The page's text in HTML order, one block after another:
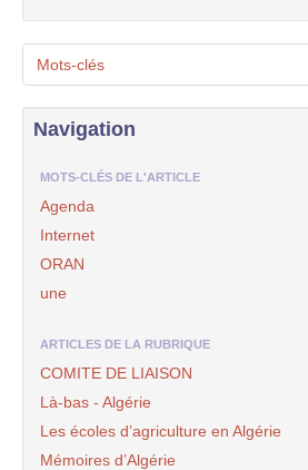
Mots-clés
Navigation
MOTS-CLÉS DE L'ARTICLE
Agenda
Internet
ORAN
une
ARTICLES DE LA RUBRIQUE
COMITE DE LIAISON
Là-bas - Algérie
Les écoles d’agriculture en Algérie
Mémoires d’Algérie